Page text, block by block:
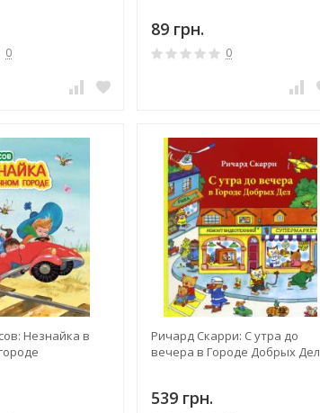
0
89 грн.
0
Незнайка в
Ричард Скарри: С утра до
вечера в Городе Добрых Дел
539 грн.